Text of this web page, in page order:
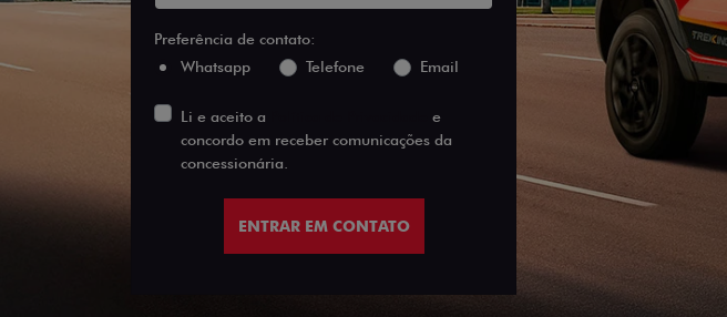
Preferência de contato:
Whatsapp
Telefone Email
Li e aceito a
e
concordo em receber comunicações da
concessionária.
ENTRAR EM CONTATO